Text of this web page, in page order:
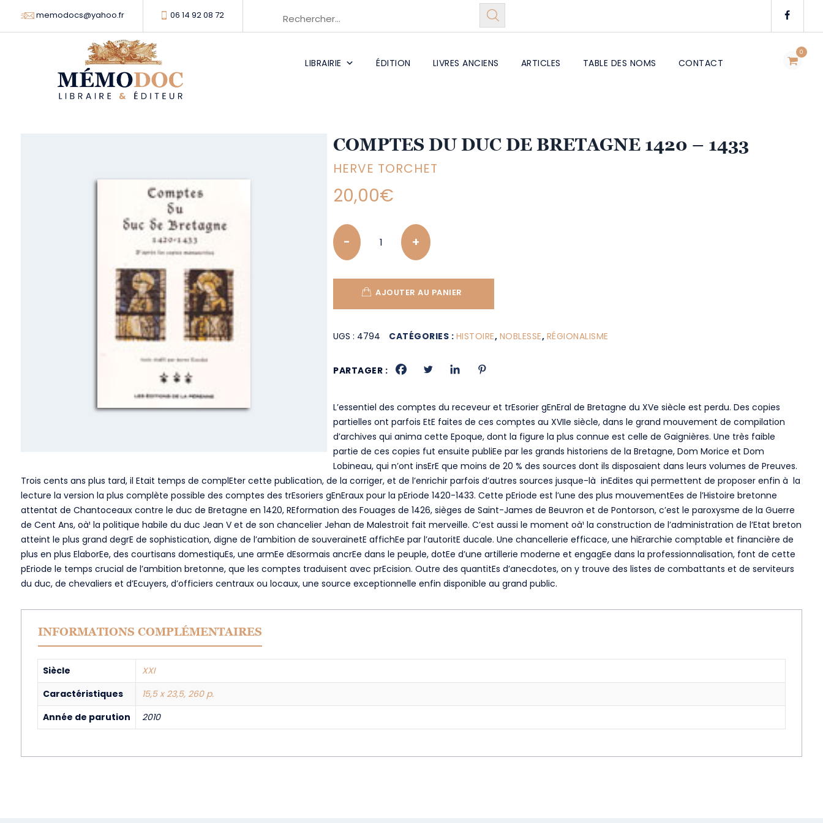
memodocs@yahoo.fr 06 14 92 08 72
0
LIBRAIRIE ÉDITION LIVRES ANCIENS ARTICLES TABLE DES NOMS CONTACT
COMPTES DU DUC DE BRETAGNE 1420 – 1433
HERVE TORCHET
20,00€
Quantity
AJOUTER AU PANIER
UGS : 4794 CATÉGORIES : HISTOIRE, NOBLESSE, RÉGIONALISME
PARTAGER :
L’essentiel des comptes du receveur et trEsorier gEnEral de Bretagne du XVe siècle est perdu. Des copies
partielles ont parfois EtE faites de ces comptes au XVIIe siècle, dans le grand mouvement de compilation
d’archives qui anima cette Epoque, dont la figure la plus connue est celle de Gaignières. Une très faible
partie de ces copies fut ensuite publiEe par les grands historiens de la Bretagne, Dom Morice et Dom
Lobineau, qui n’ont insErE que moins de 20 % des sources dont ils disposaient dans leurs volumes de Preuves.
Trois cents ans plus tard, il Etait temps de complEter cette publication, de la corriger, et de l’enrichir parfois d’autres sources jusque-là inEdites qui permettent de proposer enfin à la
lecture la version la plus complète possible des comptes des trEsoriers gEnEraux pour la pEriode 1420-1433. Cette pEriode est l’une des plus mouvementEes de l’Histoire bretonne
attentat de Chantoceaux contre le duc de Bretagne en 1420, REformation des Fouages de 1426, sièges de Saint-James de Beuvron et de Pontorson, c’est le paroxysme de la Guerre
de Cent Ans, oà¹ la politique habile du duc Jean V et de son chancelier Jehan de Malestroit fait merveille. C’est aussi le moment oà¹ la construction de l’administration de l’Etat breton
atteint le plus grand degrE de sophistication, digne de l’ambition de souverainetE affichEe par l’autoritE ducale. Une chancellerie efficace, une hiErarchie comptable et financière de
plus en plus ElaborEe, des courtisans domestiquEs, une armEe dEsormais ancrEe dans le peuple, dotEe d’une artillerie moderne et engagEe dans la professionnalisation, font de cette
pEriode le temps crucial de l’ambition bretonne, que les comptes traduisent avec prEcision. Outre des quantitEs d’anecdotes, on y trouve des listes de combattants et de serviteurs
du duc, de chevaliers et d’Ecuyers, d’officiers centraux ou locaux, une source exceptionnelle enfin disponible au grand public.
INFORMATIONS COMPLÉMENTAIRES
Siècle
XXI
Caractéristiques
15,5 x 23,5, 260 p.
Année de parution
2010